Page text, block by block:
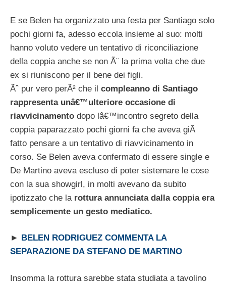
E se Belen ha organizzato una festa per Santiago solo
pochi giorni fa, adesso eccola insieme al suo: molti
hanno voluto vedere un tentativo di riconciliazione
della coppia anche se non Ã¨ la prima volta che due
ex si riuniscono per il bene dei figli.
Ãˆ pur vero perÃ² che il compleanno di Santiago
rappresenta unâ€™ulteriore occasione di
riavvicinamento dopo lâ€™incontro segreto della
coppia paparazzato pochi giorni fa che aveva giÃ
fatto pensare a un tentativo di riavvicinamento in
corso. Se Belen aveva confermato di essere single e
De Martino aveva escluso di poter sistemare le cose
con la sua showgirl, in molti avevano da subito
ipotizzato che la rottura annunciata dalla coppia era
semplicemente un gesto mediatico.
► BELEN RODRIGUEZ COMMENTA LA
SEPARAZIONE DA STEFANO DE MARTINO
Insomma la rottura sarebbe stata studiata a tavolino